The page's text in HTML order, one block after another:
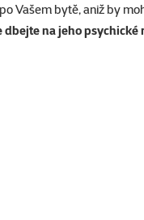
Vašem bytě, aniž by
na jeho